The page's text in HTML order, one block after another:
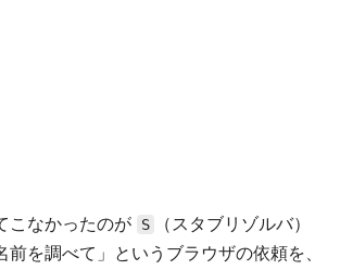
こなかったのが S
（スタブリゾルバ）
前を調べて」というブラウザの依頼を、